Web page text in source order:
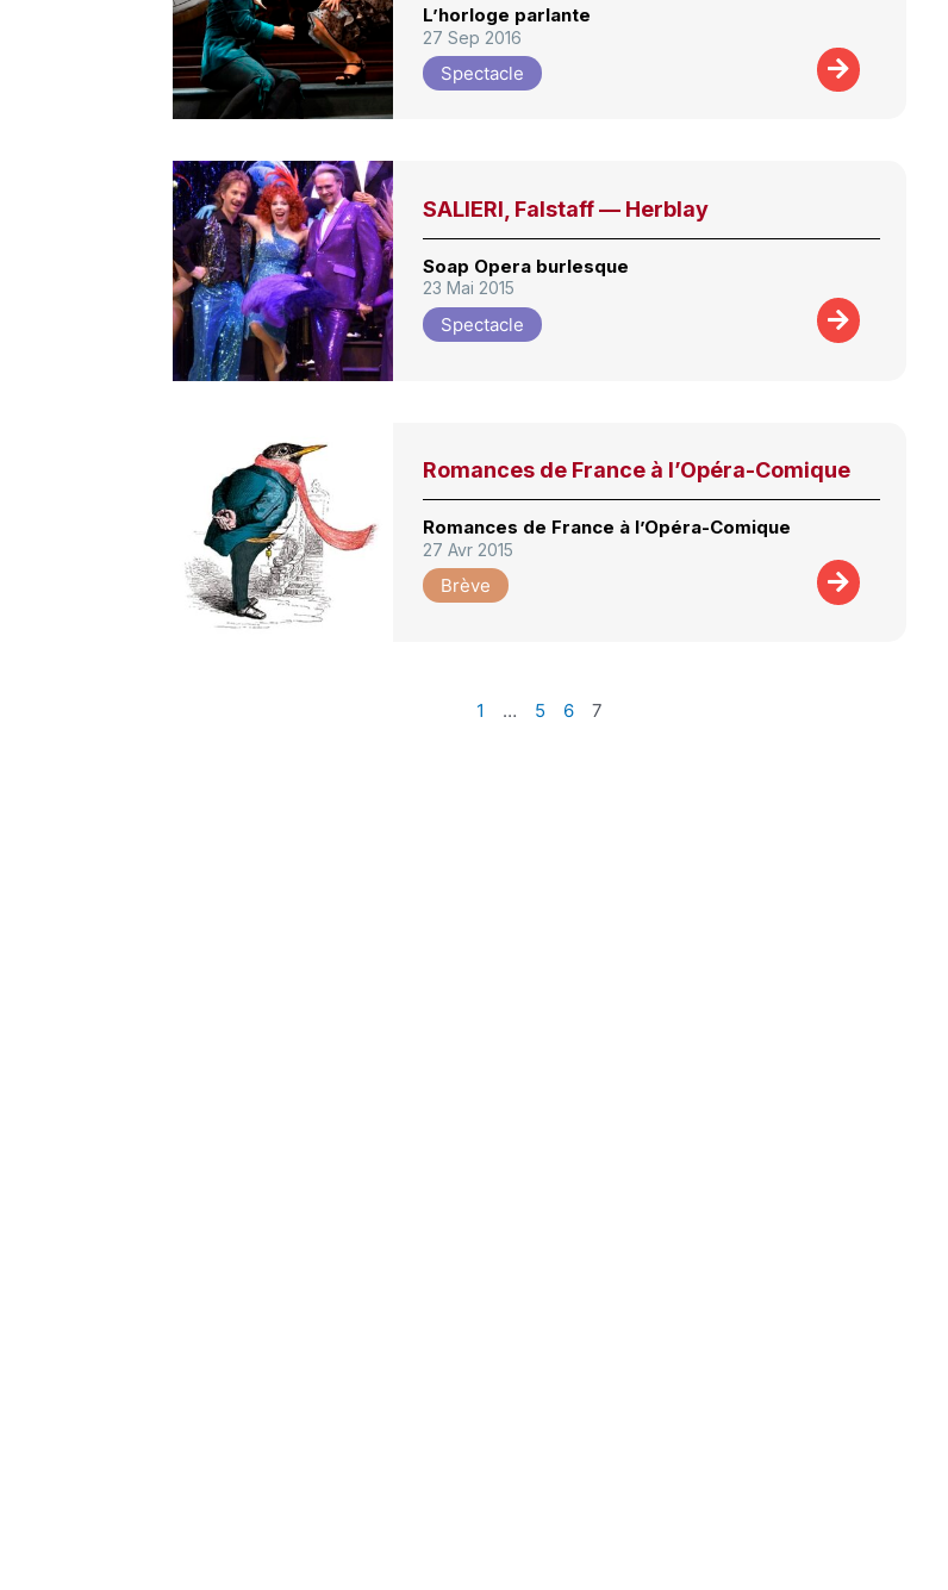
L’horloge parlante
27 Sep 2016
Spectacle
SALIERI, Falstaff — Herblay
Soap Opera burlesque
23 Mai 2015
Spectacle
Romances de France à l’Opéra-Comique
Romances de France à l’Opéra-Comique
27 Avr 2015
Brève
1 … 5 6 7